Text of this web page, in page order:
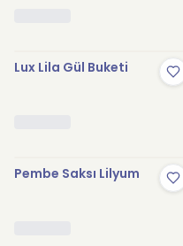
Lux Lila Gül Buketi
Pembe Saksı Lilyum